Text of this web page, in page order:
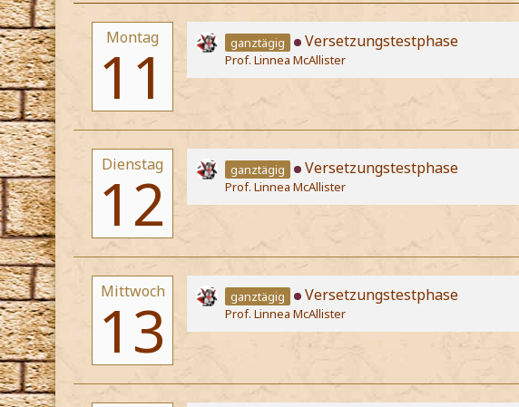
Montag
11 ganztägig Versetzungstestphase
Prof. Linnea McAllister
Dienstag
12 ganztägig Versetzungstestphase
Prof. Linnea McAllister
Mittwoch
13 ganztägig Versetzungstestphase
Prof. Linnea McAllister